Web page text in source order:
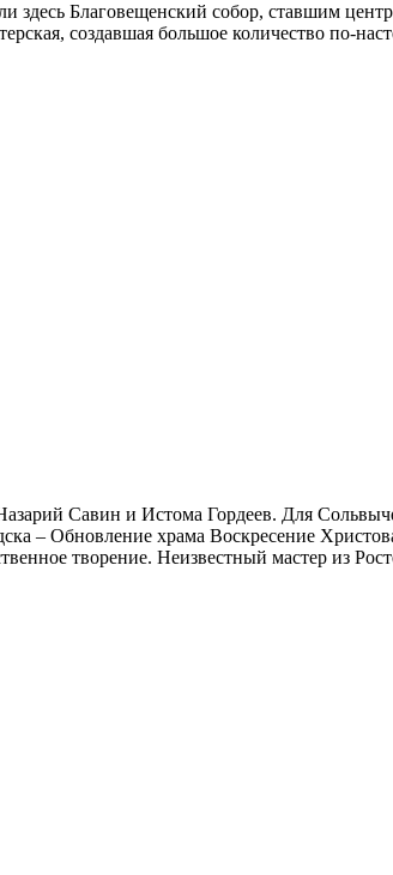
Благовещенский собор, ставшим
создавшая большое количество по-
Савин и Истома Гордеев. Для
– Обновление храма Воскресение
творение. Неизвестный мастер из